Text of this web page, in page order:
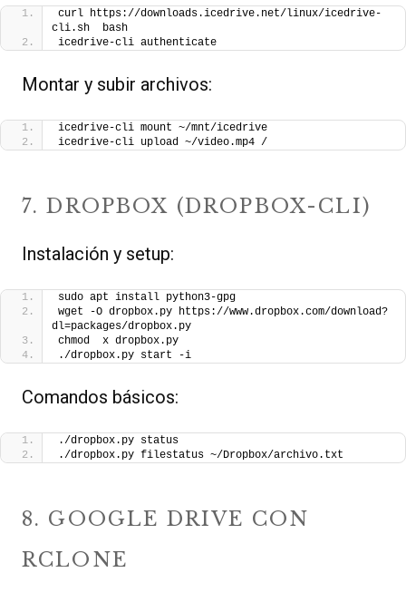
curl https://downloads.icedrive.net/linux/icedrive-
cli.sh  bash
icedrive-cli authenticate
Montar y subir archivos:
icedrive-cli mount ~/mnt/icedrive
icedrive-cli upload ~/video.mp4 /
7. DROPBOX (DROPBOX-CLI)
Instalación y setup:
sudo apt install python3-gpg
wget -O dropbox.py https://www.dropbox.com/download?
dl=packages/dropbox.py
chmod  x dropbox.py
./dropbox.py start -i
Comandos básicos:
./dropbox.py status
./dropbox.py filestatus ~/Dropbox/archivo.txt
8. GOOGLE DRIVE CON
RCLONE